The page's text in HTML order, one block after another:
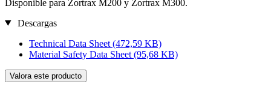
Disponible para Zortrax M200 y Zortrax M300.
Descargas
Technical Data Sheet (472,59 KB)
Material Safety Data Sheet (95,68 KB)
Valora este producto